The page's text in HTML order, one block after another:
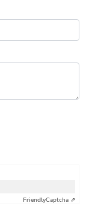
FriendlyCaptcha ⇗